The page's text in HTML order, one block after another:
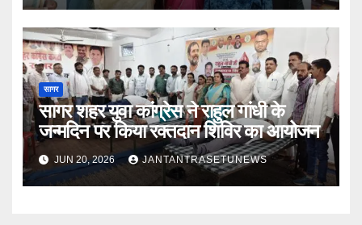
सागर
सागर शहर युवा कांग्रेस ने राहुल गांधी के
जन्मदिन पर किया रक्तदान शिविर का आयोजन
JUN 20, 2026 JANTANTRASETUNEWS